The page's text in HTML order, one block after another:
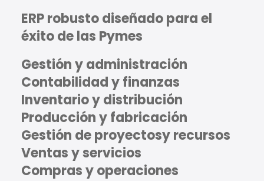
ERP robusto diseñado para el
éxito de las Pymes
Gestión y administración
Contabilidad y finanzas
Inventario y distribución
Producción y fabricación
Gestión de proyectosy recursos
Ventas y servicios
Compras y operaciones